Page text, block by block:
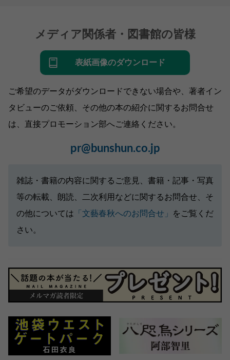
メディア関係者・図書館の皆様
表紙画像のダウンロード
ご希望のデータがダウンロードできない場合や、著者イン
タビューのご依頼、その他の本の紹介に関するお問合せ
は、直接プロモーション部へご連絡ください。
pr@bunshun.co.jp
雑誌・書籍の内容に関するご意見、書籍・記事・写真
等の転載、朗読、二次利用などに関するお問合せ、そ
の他については 「文藝春秋へのお問合せ」
をご覧くだ
さい。